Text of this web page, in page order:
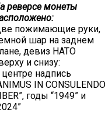
реверсе монеты
пожимающие руки,
шар на заднем
девиз НАТО
и снизу:
надпись
IN CONSULENDO
годы “1949” и